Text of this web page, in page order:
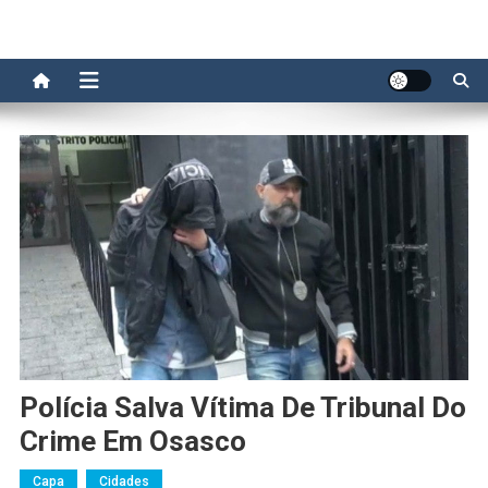
Polícia Salva Vítima De Tribunal Do
Crime Em Osasco
Capa Cidades